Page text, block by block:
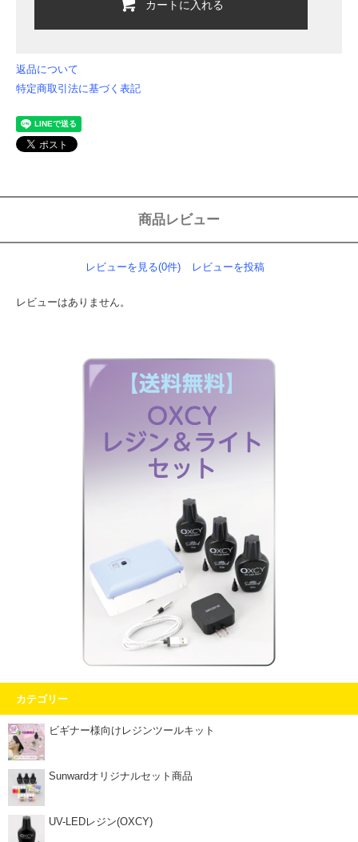
カートに入れる
返品について
特定商取引法に基づく表記
商品レビュー
レビューを見る(0件) レビューを投稿
レビューはありません。
カテゴリー
ビギナー様向けレジンツールキット
Sunwardオリジナルセット商品
UV-LEDレジン(OXCY)